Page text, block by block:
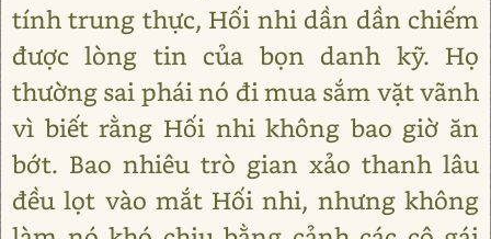
tính trung thực, Hối nhi dần dần chiếm
được lòng tin của bọn danh kỹ. Họ
thường sai phái nó đi mua sắm vặt vãnh
vì biết rằng Hối nhi không bao giờ ăn
bớt. Bao nhiêu trò gian xảo thanh lâu
đều lọt vào mắt Hối nhi, nhưng không